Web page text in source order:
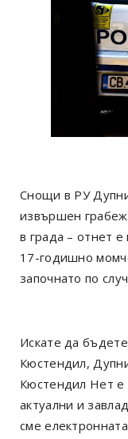
Снощи в РУ
извършен
в града – отнет
17-годишно
започнато по
Искате да
Кюстендил,
Кюстендил Нет е
актуални и
сме